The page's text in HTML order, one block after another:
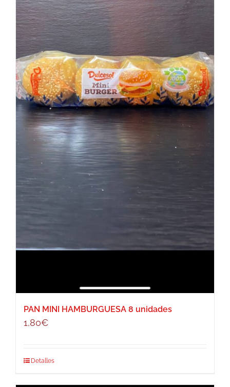
PAN MINI HAMBURGUESA 8 unidades
1,80€
Detalles